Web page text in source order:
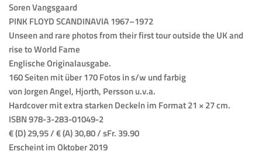
Soren Vangsgaard
PINK FLOYD SCANDINAVIA 1967–1972
Unseen and rare photos from their first tour outside the UK and
rise to World Fame
Englische Originalausgabe.
160 Seiten mit über 170 Fotos in s/w und farbig
von Jorgen Angel, Hjorth, Persson u.v.a.
Hardcover mit extra starken Deckeln im Format 21 × 27 cm.
ISBN 978-3-283-01049-2
€ (D) 29,95 / € (A) 30,80 / sFr. 39.90
Erscheint im Oktober 2019